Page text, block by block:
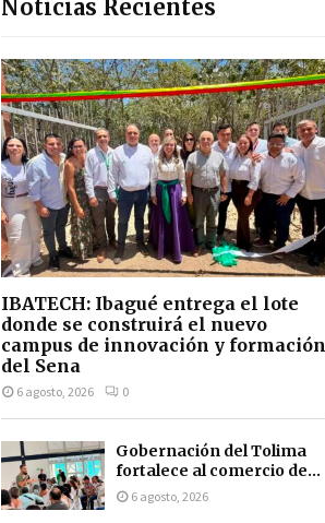
Noticias Recientes
IBATECH: Ibagué entrega el lote
donde se construirá el nuevo
campus de innovación y formación
del Sena
6 agosto, 2026 0
Gobernación del Tolima
fortalece al comercio de...
6 agosto, 2026